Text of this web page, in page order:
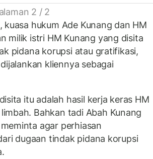
2 / 2
hukum Ade Kunang dan HM
milik istri HM Kunang yang disita
pidana korupsi atau gratifikasi,
kliennya sebagai
itu adalah hasil kerja keras HM
Bahkan tadi Abah Kunang
agar perhiasan
dugaan tindak pidana korupsi